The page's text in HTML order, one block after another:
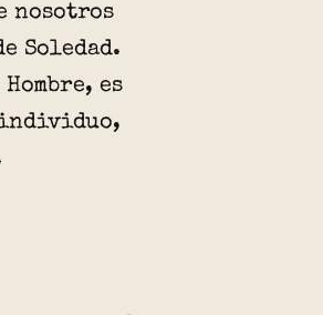
nosotros
Soledad.
es
individuo,